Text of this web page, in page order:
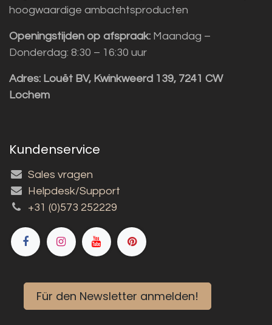
hoogwaardige ambachtsproducten
Openingstijden op afspraak: Maandag –
Donderdag: 8:30 – 16:30 uur
Adres: Louët BV, Kwinkweerd 139, 7241 CW
Lochem
Kundenservice
Sales vragen
Helpdesk/Support
+31 (0)573 252229
Für den Newsletter anmelden!